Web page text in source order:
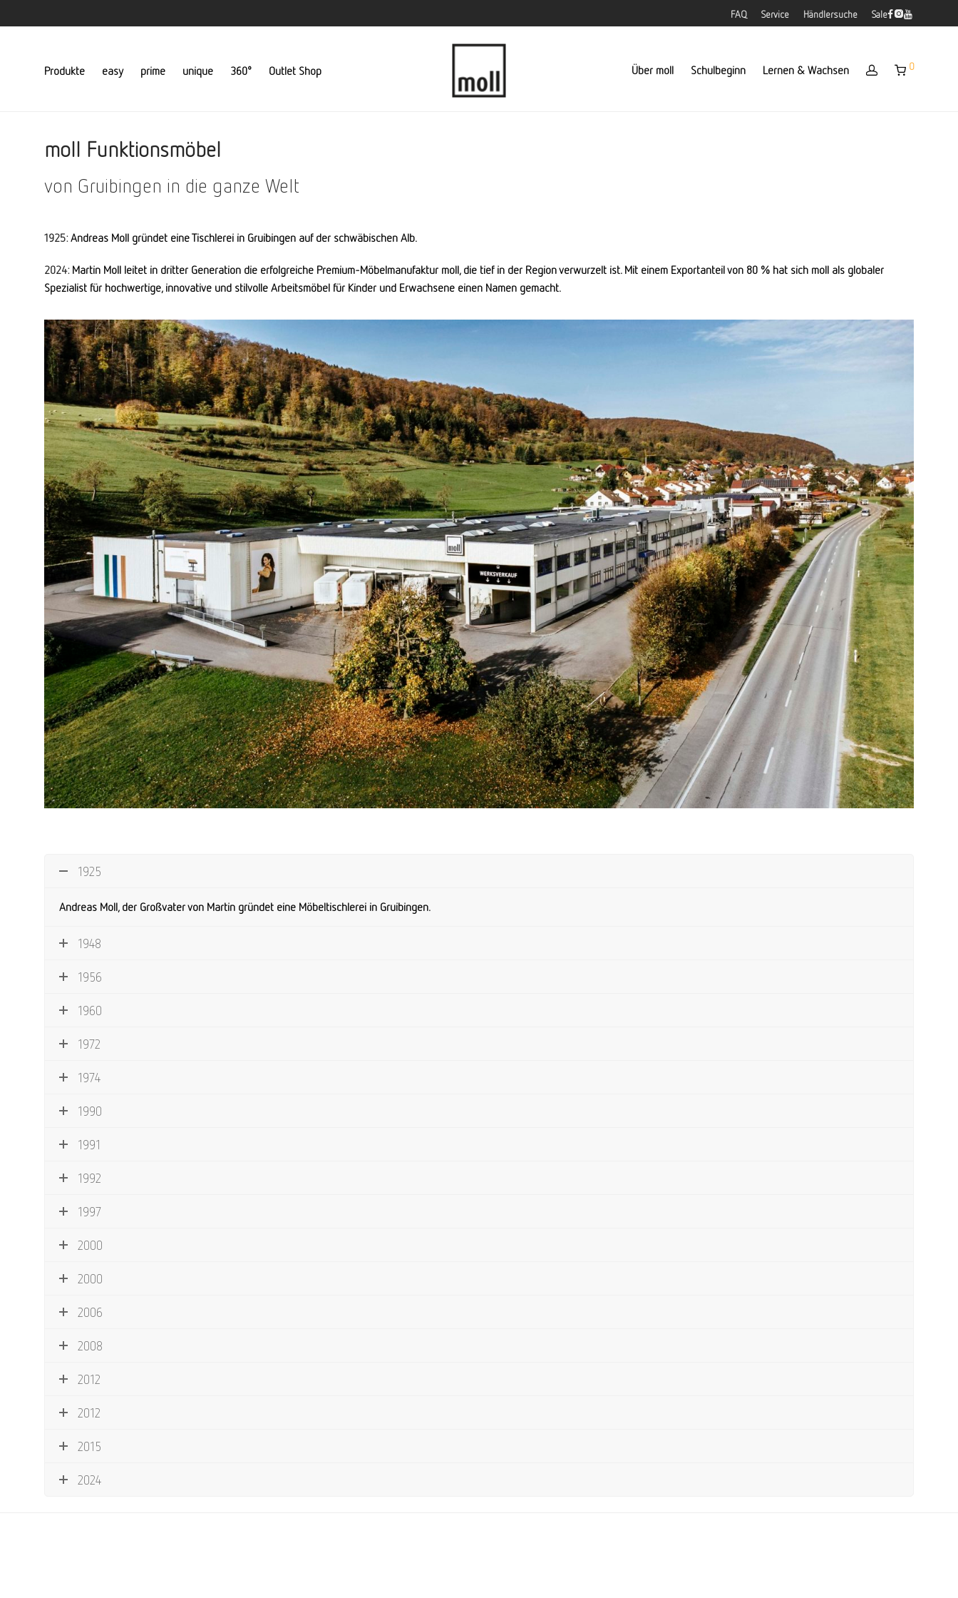
FAQ Service Händlersuche Sale
Produkte easy prime unique 360° Outlet Shop Über moll Schulbeginn Lernen & Wachsen 0
moll Funktionsmöbel
von Gruibingen in die ganze Welt
1925:Andreas Moll gründet eine Tischlerei in Gruibingen auf der schwäbischen Alb.
2024: Martin Moll leitet in dritter Generation die erfolgreiche Premium-Möbelmanufaktur moll, die tief in der Region verwurzelt ist. Mit einem Exportanteil von 80 % hat sich moll als globaler
Spezialist für hochwertige, innovative und stilvolle Arbeitsmöbel für Kinder und Erwachsene einen Namen gemacht.
1925
Andreas Moll, der Großvater von Martin gründet eine Möbeltischlerei in Gruibingen.
1948
1956
1960
1972
1974
1990
1991
1992
1997
2000
2000
2006
2008
2012
2012
2015
2024